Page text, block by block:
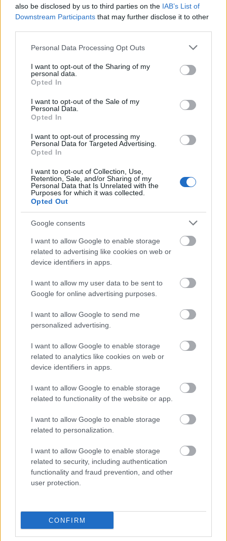
also be disclosed by us to third parties on the IAB’s List of
Downstream Participants that may further disclose it to other
Please note that this website/app uses one or more Google
not limited to your visit or usage behaviour. You may click to
grant or deny consent to Google and its third-party tags to
use your data for below specified purposes in below Google
consent section.
Personal Data Processing Opt Outs
I want to opt-out of the Sharing of my
personal data.
Opted In
I want to opt-out of the Sale of my
Personal Data.
Opted In
I want to opt-out of processing my
Personal Data for Targeted Advertising.
Opted In
I want to opt-out of Collection, Use,
Retention, Sale, and/or Sharing of my
Personal Data that Is Unrelated with the
Purposes for which it was collected.
Opted Out
Google consents
I want to allow Google to enable storage
related to advertising like cookies on web or
device identifiers in apps.
I want to allow my user data to be sent to
Google for online advertising purposes.
I want to allow Google to send me
personalized advertising.
I want to allow Google to enable storage
related to analytics like cookies on web or
device identifiers in apps.
I want to allow Google to enable storage
related to functionality of the website or app.
I want to allow Google to enable storage
related to personalization.
I want to allow Google to enable storage
related to security, including authentication
functionality and fraud prevention, and other
user protection.
CONFIRM
ΑΣΕΠ: Πιστοποίηση Αγγλικών σε
μόνο 2 ημέρες στα χέρια σας
ΑΣΕΠ: Εξ αποστάσεως η πιο Εύκολη
Πιστοποίηση Υπολογιστών σε 2
μέρες
Μάθε πρώτος όλες τις σημαντικές
ειδήσεις.
Βάλε το proson.gr στα αποτελέσματα
αναζήτησης της Google
Δημοφιλείς Ειδήσεις
Μόνιμοι στο υπουργείο Εξωτερικών
Κατώτατος μισθός: Σενάριο για
αύξηση στα 1.000 ευρώ από το 2027
ΑΣΕΠ 6Κ/2026: 315 μόνιμοι στο
Δημόσιο - Στις 1.102 οι αιτήσεις
(στατιστικά)
ΑΣΕΠ - Προσλήψεις αναπληρωτών:
Βγαίνουν τα προσωρινά αποτελέσματα